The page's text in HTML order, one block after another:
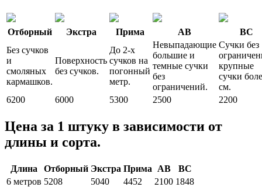
Отборный Экстра Прима АВ
ВС
Без сучков
и
смоляных
кармашков.
Поверхность
без сучков.
До 2-х
сучков на
погонный
метр.
Невыпадающие
большие и
темные сучки
без
ограничений.
Сучки без
крупные
сучки
см.
6200
6000 5300 2500 2200
Цена за 1 штуку в зависимости от
длины и сорта.
Длина Отборный Экстра Прима АВ
ВС
6 метров 5208 5040 4452 2100 1848